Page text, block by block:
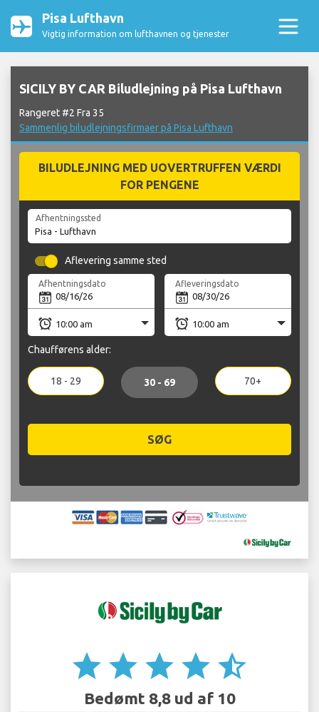
Pisa Lufthavn
Vigtig information om lufthavnen og tjenester
SICILY BY CAR Biludlejning på Pisa Lufthavn
Rangeret #2 Fra 35
Sammenlig biludlejningsfirmaer på Pisa Lufthavn
BILUDLEJNING MED UOVERTRUFFEN VÆRDI
FOR PENGENE
Afhentningssted
Aflevering samme sted
Afhentningsdato Afleveringsdato
Chaufførens alder:
18 - 29 30 - 69 70+
SØG
star star star star star_half
Bedømt 8,8 ud af 10